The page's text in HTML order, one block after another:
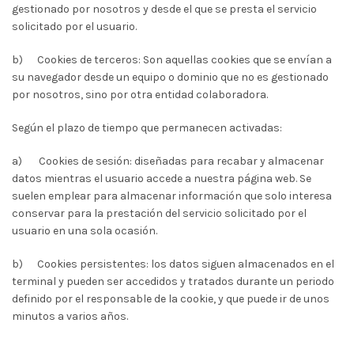
gestionado por nosotros y desde el que se presta el servicio
solicitado por el usuario.
b)
Cookies de terceros: Son aquellas cookies que se envían a
su navegador desde un equipo o dominio que no es gestionado
por nosotros, sino por otra entidad colaboradora.
Según el plazo de tiempo que permanecen activadas:
a)
Cookies de sesión: diseñadas para recabar y almacenar
datos mientras el usuario accede a nuestra página web. Se
suelen emplear para almacenar información que solo interesa
conservar para la prestación del servicio solicitado por el
usuario en una sola ocasión.
b)
Cookies persistentes: los datos siguen almacenados en el
terminal y pueden ser accedidos y tratados durante un periodo
definido por el responsable de la cookie, y que puede ir de unos
minutos a varios años.